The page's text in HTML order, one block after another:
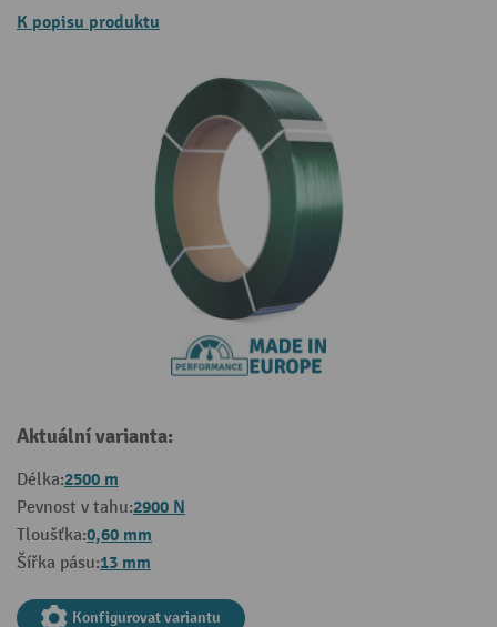
K popisu produktu
Aktuální varianta:
Délka:2500 m
Pevnost v tahu:2900 N
Tloušťka:0,60 mm
Šířka pásu:13 mm
Konfigurovat variantu